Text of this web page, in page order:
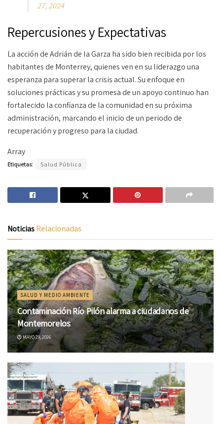
27, 2024
Repercusiones y Expectativas
La acción de Adrián de la Garza ha sido bien recibida por los
habitantes de Monterrey, quienes ven en su liderazgo una
esperanza para superar la crisis actual. Su enfoque en
soluciones prácticas y su promesa de un apoyo continuo han
fortalecido la confianza de la comunidad en su próxima
administración, marcando el inicio de un periodo de
recuperación y progreso para la ciudad.
Array
Etiquetas: Salud Pública
NoticiasRelacionadas
SALUD Y MEDIO AMBIENTE
Contaminación Río Pilón alarma a ciudadanos de
Montemorelos
MAYO 29, 2026